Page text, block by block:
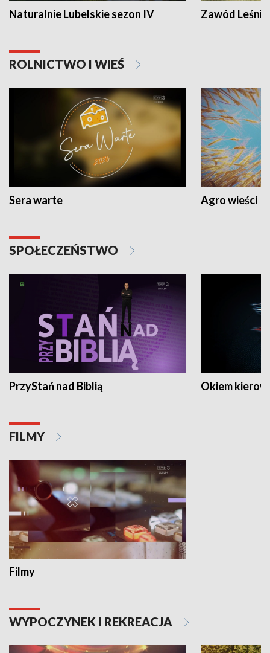
Naturalnie Lubelskie sezon IV Zawód Leśnik
ROLNICTWO I WIEŚ
Sera warte Agro wieści
SPOŁECZEŃSTWO
PrzyStań nad Biblią Okiem
FILMY
Filmy
WYPOCZYNEK I REKREACJA